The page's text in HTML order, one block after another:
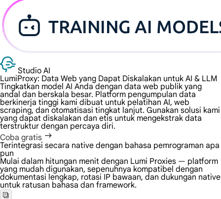
Studio AI
LumiProxy: Data Web yang Dapat Diskalakan untuk AI & LLM
Tingkatkan model AI Anda dengan data web publik yang
andal dan berskala besar. Platform pengumpulan data
berkinerja tinggi kami dibuat untuk pelatihan AI, web
scraping, dan otomatisasi tingkat lanjut. Gunakan solusi kami
yang dapat diskalakan dan etis untuk mengekstrak data
terstruktur dengan percaya diri.
Coba gratis
Terintegrasi secara native dengan bahasa pemrograman apa
pun
Mulai dalam hitungan menit dengan Lumi Proxies — platform
yang mudah digunakan, sepenuhnya kompatibel dengan
dokumentasi lengkap, rotasi IP bawaan, dan dukungan native
untuk ratusan bahasa dan framework.